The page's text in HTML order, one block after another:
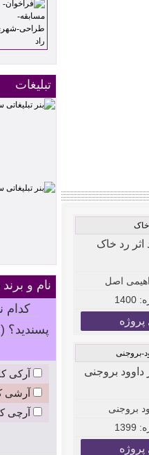
اثر رد خاک
اصل
1400
پروژه
داوود بروجنی
بروجنی
1399
پروژه
تبلیغات
نام و
کدام
پسندید؟
آرکی
آرشی
آرچی